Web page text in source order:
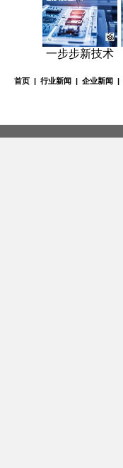
一步步新技术
首页 | 行业新闻 | 企业新闻 |